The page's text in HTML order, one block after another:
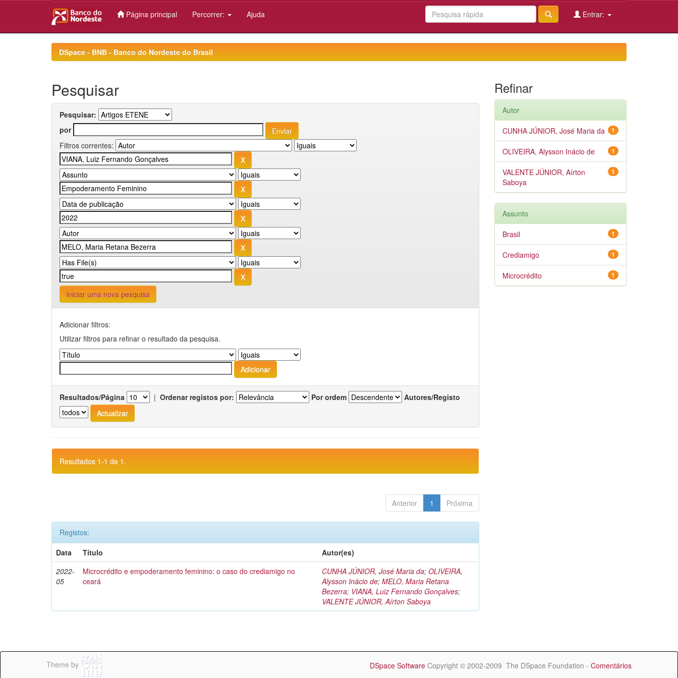
Página principal Percorrer: Ajuda Entrar:
DSpace - BNB - Banco do Nordeste do Brasil
Pesquisar
Pesquisar:
por
Filtros correntes:
Iniciar uma nova pesquisa
Adicionar filtros:
Utilizar filtros para refinar o resultado da pesquisa.
Resultados/Página | Ordenar registos por: Por ordem Autores/Registo
Resultados 1-1 de 1.
Anterior 1 Próxima
Registos:
Data
Título
Autor(es)
2022-
05
Microcrédito e empoderamento feminino: o caso do crediamigo no
ceará
CUNHA JÚNIOR, José Maria da;OLIVEIRA,
Alysson Inácio de;MELO, Maria Retana
Bezerra; VIANA, Luiz Fernando Gonçalves;
VALENTE JÚNIOR, Aírton Saboya
Refinar
Autor
1
CUNHA JÚNIOR, José Maria da
1
OLIVEIRA, Alysson Inácio de
1
VALENTE JÚNIOR, Aírton
Saboya
Assunto
1
Brasil
1
Crediamigo
1
Microcrédito
Theme by DSpace Software Copyright © 2002-2009 The DSpace Foundation - Comentários